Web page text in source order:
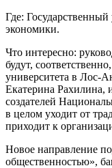
Где:
экономики.
Что интересно:
будут,
университета в Лос-
Екатерина Рахилина,
создателей
в целом уходит от
приходит к
Новое направление
общественностью»,